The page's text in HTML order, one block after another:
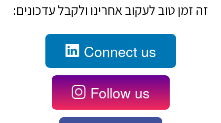
זה זמן טוב לעקוב אחרינו ולקבל עדכונים:
Connect us
Follow us